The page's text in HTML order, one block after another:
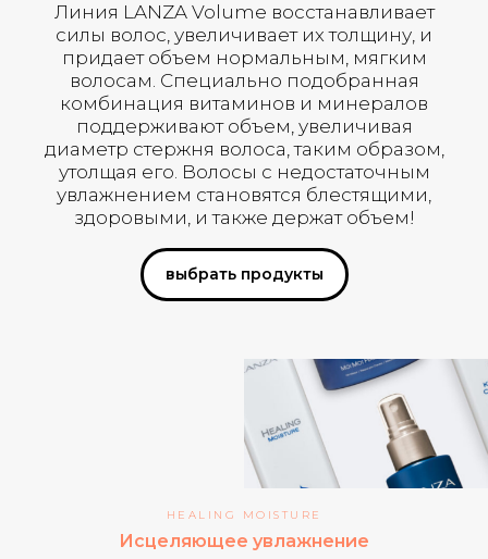
Линия LANZA Volume восстанавливает
силы волос, увеличивает их толщину, и
придает объем нормальным, мягким
волосам. Специально подобранная
комбинация витаминов и минералов
поддерживают объем, увеличивая
диаметр стержня волоса, таким образом,
утолщая его. Волосы с недостаточным
увлажнением становятся блестящими,
здоровыми, и также держат объем!
выбрать продукты
HEALING MOISTURE
Исцеляющее увлажнение